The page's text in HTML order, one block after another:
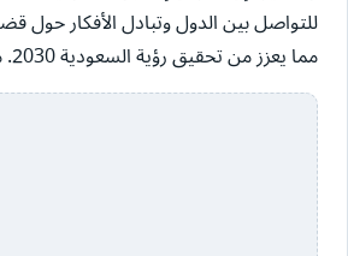
للتواصل بين الدول وتبادل الأفكار حول
مما يعزز من تحقيق رؤية السعودية 2030. من المتوقع أن يكون هذا الحدث محط اهتمام العالم ويترك بصمة إيجابية على المملكة والمنطقة.